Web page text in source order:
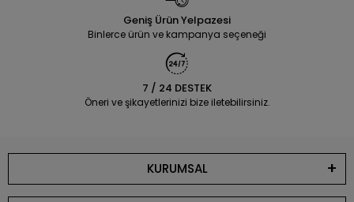
Geniş Ürün Yelpazesi
Binlerce ürün ve kampanya seçeneği
7 / 24 DESTEK
Öneri ve şikayetlerinizi bize iletebilirsiniz.
KURUMSAL